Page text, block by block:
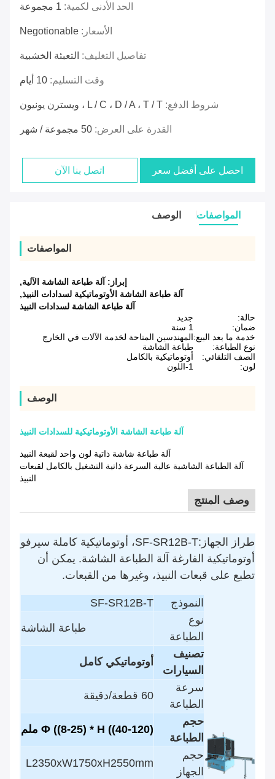
الحد الأدنى لكمية: 1 مجموعة
الأسعار: Negotionable
تفاصيل التغليف: التعبئة الخشبية
وقت التسليم: 10 أيام
شروط الدفع: L / C ، D / A ، T / T ، ويسترن يونيون
القدرة على العرض: 50 مجموعة / شهر
احصل على أفضل سعر اتصل بنا الآن
المواصفات الوصف
المواصفات
إبراز: آلة طباعة الشاشة الآلية,
آلة طباعة الشاشة الأوتوماتيكية لسدادات النبيذ,
آلة طباعة الشاشة لسدادات النبيذ
حالة:
جديد
ضمان:
1 سنة
خدمة ما بعد البيع:المهندسين المتاحة لخدمة الآلات في الخارج
نوع الطباعة:
طباعة الشاشة
الصف التلقائي:
أوتوماتيكية بالكامل
لون:
1-اللون
الوصف
آلة طباعة الشاشة الأوتوماتيكية للسدادات النبيذ
آلة طباعة شاشة ذاتية لون واحد لقبعة النبيذ
آلة الطباعة الشاشية عالية السرعة ذاتية التشغيل بالكامل لقبعات
النبيذ
وصف المنتج
طراز الجهاز:SF-SR12B-T، أوتوماتيكية كاملة سيرفو
أوتوماتيكية الفارغة آلة الطباعة الشاشة. يمكن أن
تطبع على قبعات النبيذ، وغيرها من القبعات.
النموذج
SF-SR12B-T
نوع
الطباعة
طباعة الشاشة
تصنيف
السيارات
أوتوماتيكي كامل
سرعة
الطباعة
60 قطعة/دقيقة
حجم
الطباعة
Φ ((8-25) * H ((40-120) ملم
حجم
الجهاز
L2350xW1750xH2550mm